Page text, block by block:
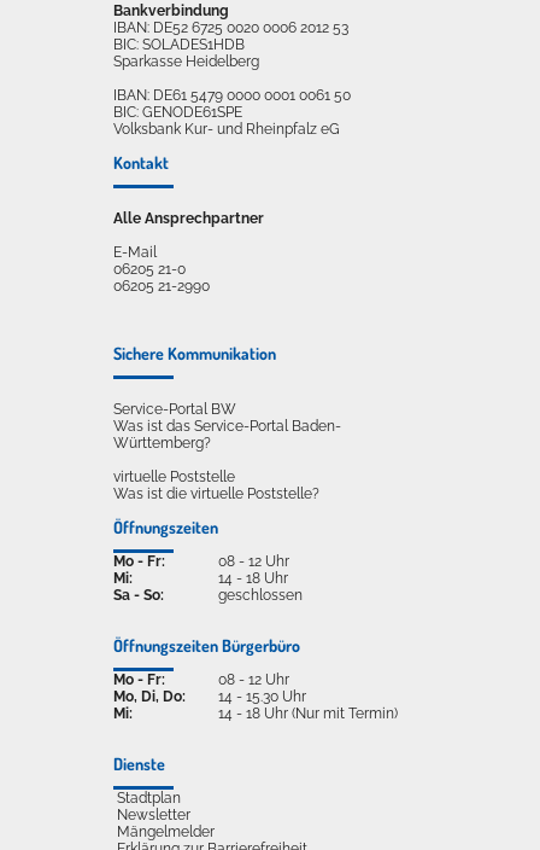
Bankverbindung
IBAN: DE52 6725 0020 0006 2012 53
BIC: SOLADES1HDB
Sparkasse Heidelberg
IBAN: DE61 5479 0000 0001 0061 50
BIC: GENODE61SPE
Volksbank Kur- und Rheinpfalz eG
Kontakt
Alle Ansprechpartner
E-Mail
06205 21-0
06205 21-2990
Sichere Kommunikation
Service-Portal BW
Was ist das Service-Portal Baden-
Württemberg?
virtuelle Poststelle
Was ist die virtuelle Poststelle?
Öffnungszeiten
Mo - Fr:
Mi:
Sa - So:
08 - 12 Uhr
14 - 18 Uhr
geschlossen
Öffnungszeiten Bürgerbüro
Mo - Fr:
Mo, Di, Do:
Mi:
08 - 12 Uhr
14 - 15.30 Uhr
14 - 18 Uhr (Nur mit Termin)
Dienste
Stadtplan
Newsletter
Mängelmelder